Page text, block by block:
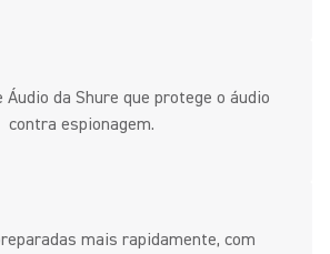
da Shure que protege o áudio
contra espionagem.
mais rapidamente, com